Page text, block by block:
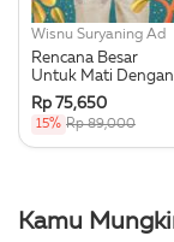
Wisnu Suryaning Ad
Rencana Besar
Untuk Mati Dengan
Tenang
Rp 75,650
15% Rp 89,000
Kamu